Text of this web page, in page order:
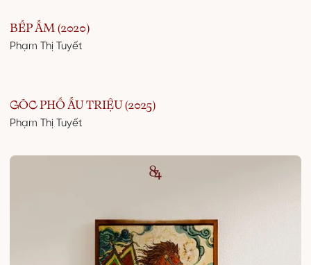
BẾP ẤM (2020)
Phạm Thị Tuyết
GÓC PHỐ ẤU TRIỆU (2025)
Phạm Thị Tuyết